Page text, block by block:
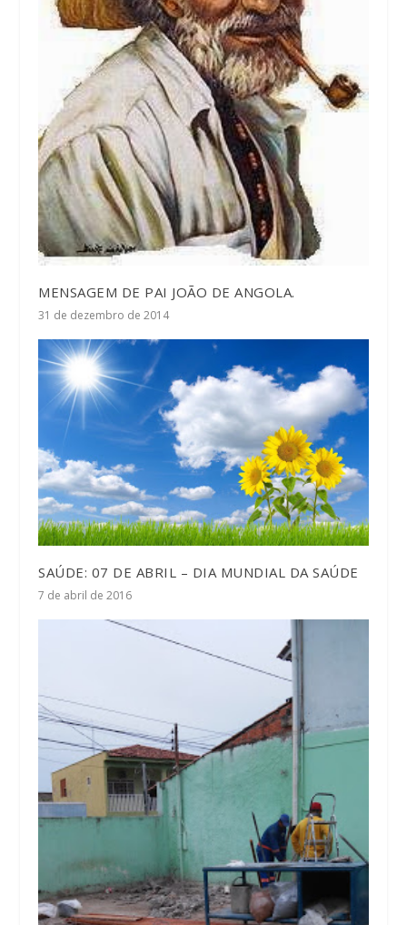
MENSAGEM DE PAI JOÃO DE ANGOLA.
31 de dezembro de 2014
SAÚDE: 07 DE ABRIL – DIA MUNDIAL DA SAÚDE
7 de abril de 2016